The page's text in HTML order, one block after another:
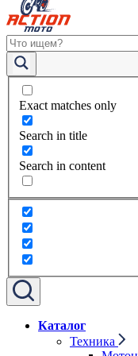
Exact matches only
Search in title
Search in content
Каталог
Техника